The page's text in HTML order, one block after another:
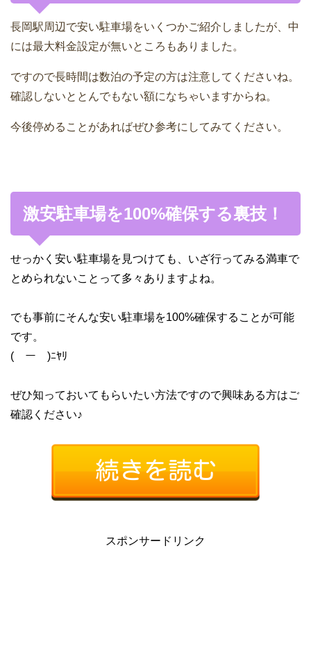
長岡駅周辺で安い駐車場をいくつかご紹介しましたが、中
には最大料金設定が無いところもありました。
ですので長時間は数泊の予定の方は注意してくださいね。
確認しないととんでもない額になちゃいますからね。
今後停めることがあればぜひ参考にしてみてください。
激安駐車場を100%確保する裏技！
せっかく安い駐車場を見つけても、いざ行ってみる満車で
とめられないことって多々ありますよね。
でも事前にそんな安い駐車場を100%確保することが可能
です。
(￣ー￣)ﾆﾔﾘ
ぜひ知っておいてもらいたい方法ですので興味ある方はご
確認ください♪
スポンサードリンク